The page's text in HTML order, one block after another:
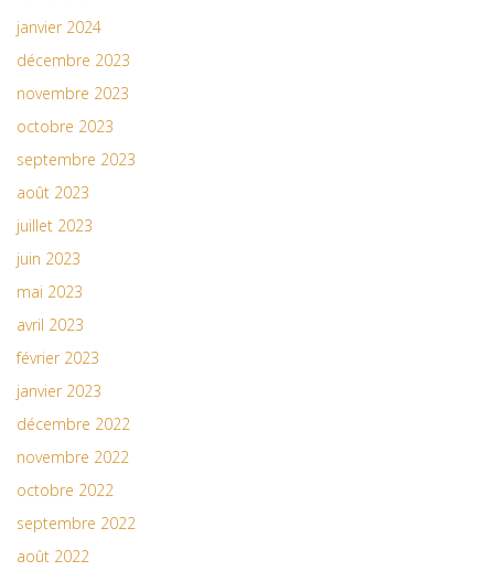
janvier 2024
décembre 2023
novembre 2023
octobre 2023
septembre 2023
août 2023
juillet 2023
juin 2023
mai 2023
avril 2023
février 2023
janvier 2023
décembre 2022
novembre 2022
octobre 2022
septembre 2022
août 2022